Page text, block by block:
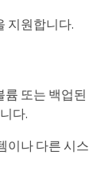
지원합니다.
륨 또는 백업된
다.
이나 다른 시스